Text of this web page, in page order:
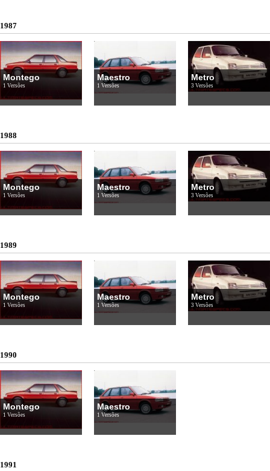
1987
Montego
1 Versões
Maestro
1 Versões
Metro
3 Versões
1988
Montego
1 Versões
Maestro
1 Versões
Metro
3 Versões
1989
Montego
1 Versões
Maestro
1 Versões
Metro
3 Versões
1990
Montego
1 Versões
Maestro
1 Versões
1991